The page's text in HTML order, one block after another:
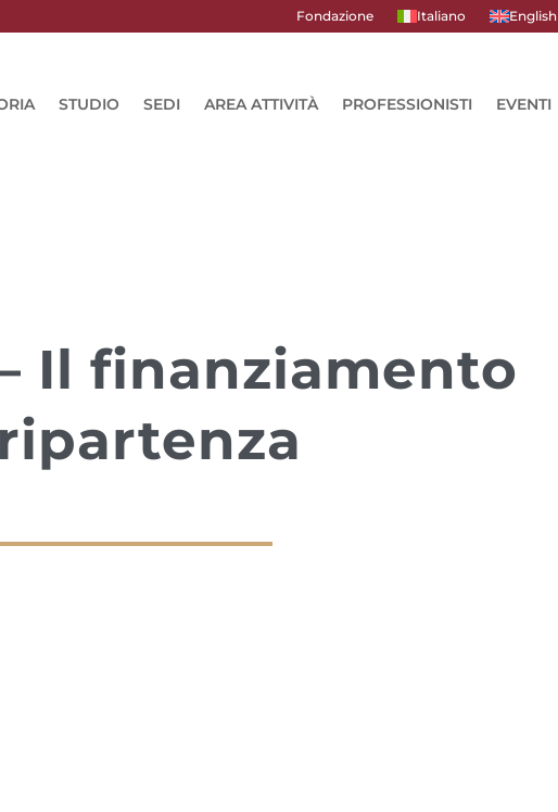
Fondazione Italiano English
STUDIO SEDI AREA ATTIVITÀ PROFESSIONISTI EVENTI
Il finanziamento